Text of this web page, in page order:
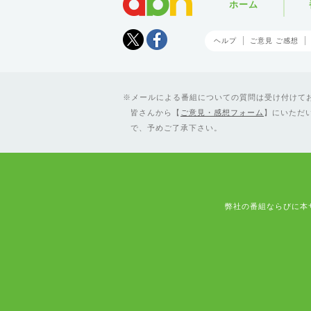
Tweet
ホーム
ヘルプ ご意見 ご感想
メールによる番組についての質問は受け付け
皆さんから【 ご意見・感想フォーム 】にいただ
で、予めご了承下さい。
弊社の番組ならびに